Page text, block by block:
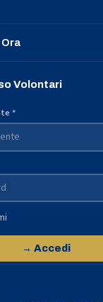
Notiziario
Volontari
*
→ Accedi
completo visita il